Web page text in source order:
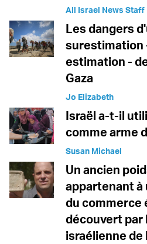
All Israel News Staff
Les dangers
surestimation
estimation -
Gaza
Jo Elizabeth
Israël a-t-il
comme arme
Susan Michael
Un ancien
appartenant à
du commerce
découvert par
israélienne